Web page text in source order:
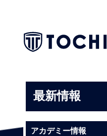
最新情報
アカデミー情報